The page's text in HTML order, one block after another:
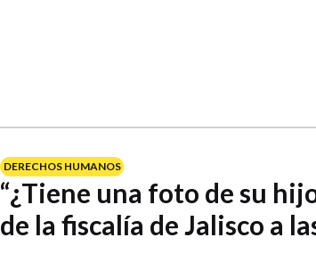
DERECHOS HUMANOS
“¿Tiene una foto de su
de la fiscalía de Jalisco a